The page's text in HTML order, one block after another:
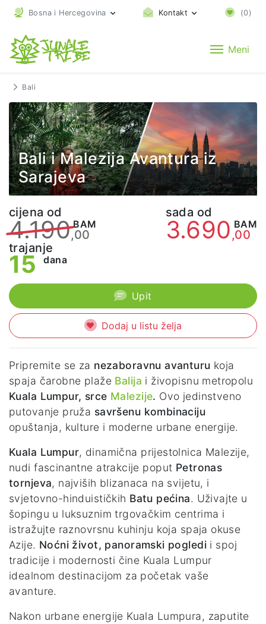
Bosna i Hercegovina Kontakt (0)
Meni
Bali
Bali i Malezija Avantura iz
Sarajeva
cijena od
4.190 BAM
,00
sada od
3.690 BAM
,00
trajanje
15 dana
Upit
Dodaj u listu želja
Pripremite se za nezaboravnu avanturu koja
spaja čarobne plaže Balija i živopisnu metropolu
Kuala Lumpur, srce Malezije. Ovo jedinstveno
putovanje pruža savršenu kombinaciju
opuštanja, kulture i moderne urbane energije.
Kuala Lumpur, dinamična prijestolnica Malezije,
nudi fascinantne atrakcije poput Petronas
tornjeva, najviših blizanaca na svijetu, i
svjetovno-hinduističkih Batu pećina. Uživajte u
šopingu u luksuznim trgovačkim centrima i
istražujte raznovrsnu kuhinju koja spaja okuse
Azije. Noćni život, panoramski pogledii spoj
tradicije i modernosti čine Kuala Lumpur
idealnom destinacijom za početak vaše
avanture.
Nakon urbane energije Kuala Lumpura, zaputite